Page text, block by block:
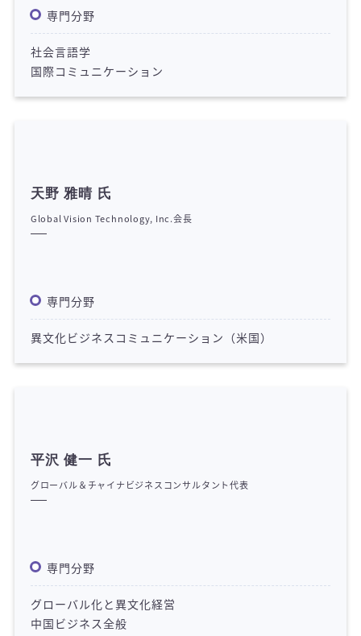
専門分野
社会言語学
国際コミュニケーション
天野 雅晴 氏
Global Vision Technology, Inc.会長
専門分野
異文化ビジネスコミュニケーション（米国）
平沢 健一 氏
グローバル＆チャイナビジネスコンサルタント代表
専門分野
グローバル化と異文化経営
中国ビジネス全般